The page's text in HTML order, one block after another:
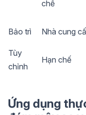
chế
Bảo trì Nhà cung
Tùy
chỉnh
Hạn chế
Ứng dụng